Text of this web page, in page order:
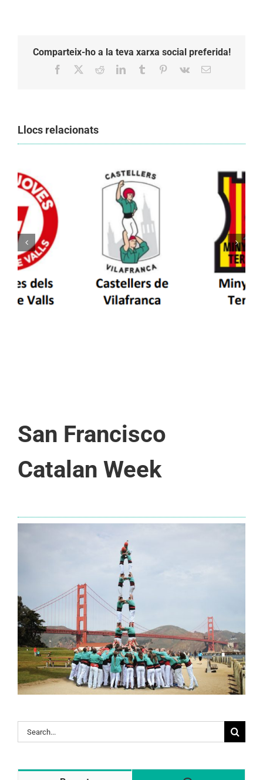
Comparteix-ho a la teva xarxa social preferida!
Facebook RedditLinkedInTumblr Pinterest
Vk Email:
Llocs relacionats
Els Castellers de Vilafranca unieixen tradició i
patrimoni en un viatge de colla a la Vall
d’Aran i a la Vall de Boí
San Francisco
Catalan Week
Search
for: